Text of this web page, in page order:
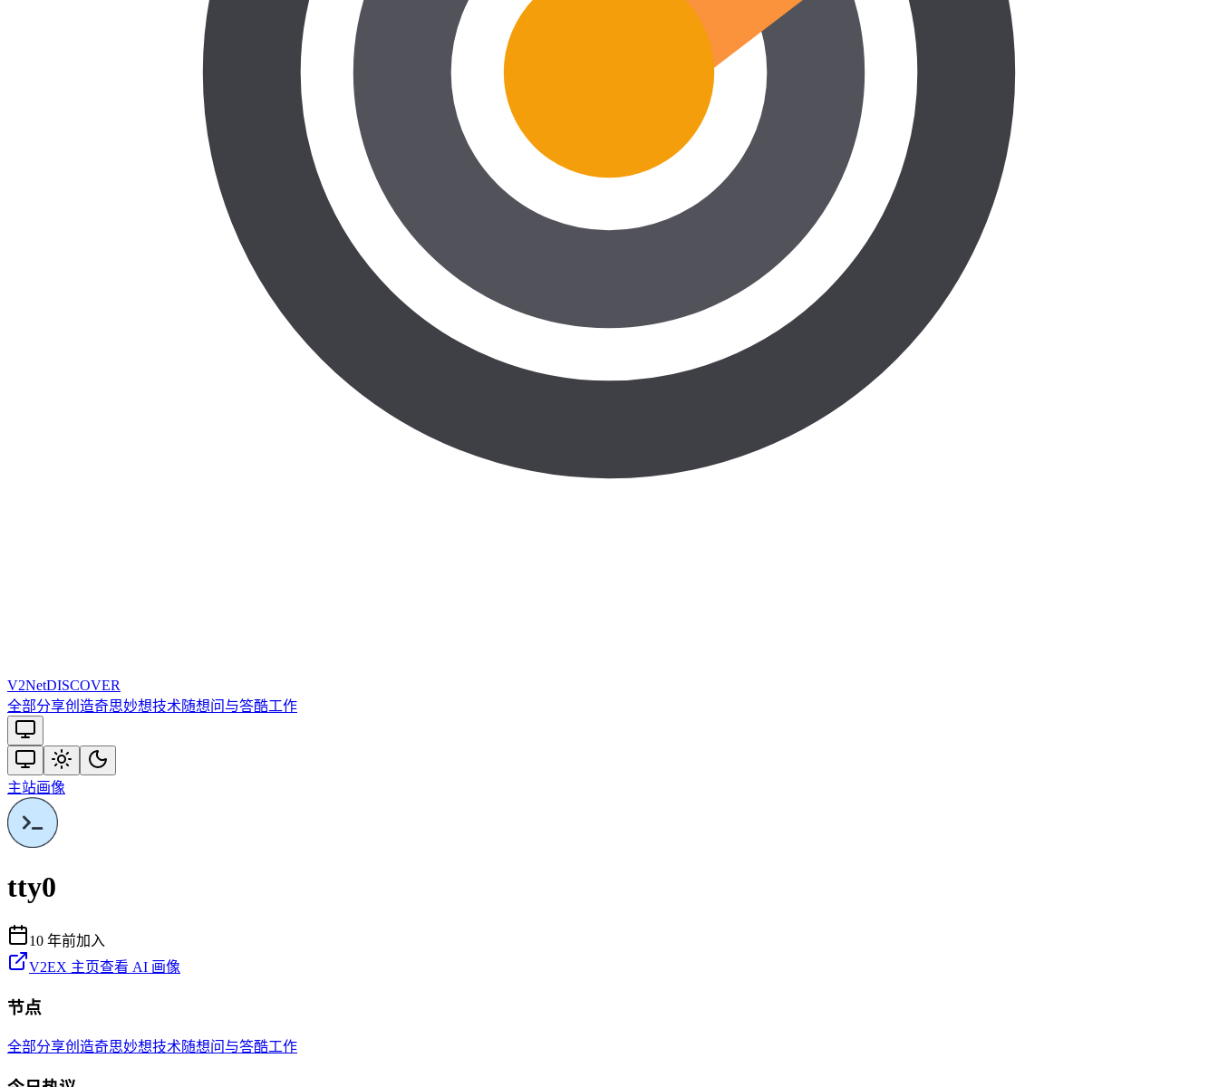
V2NetDISCOVER
全部分享创造奇思妙想技术随想问与答酷工作
主站画像
tty0
10 年前加入
V2EX 主页查看 AI 画像
节点
全部分享创造奇思妙想技术随想问与答酷工作